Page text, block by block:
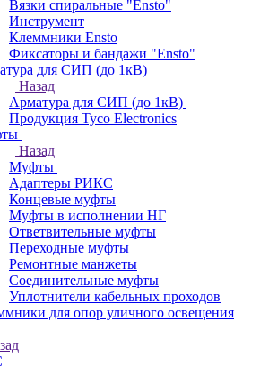
Вязки спиральные "Ensto"
Инструмент
Клеммники Ensto
Фиксаторы и бандажи "Ensto"
для СИП (до 1кВ)
Назад
Арматура для СИП (до 1кВ)
Продукция Tyco Electronics
Назад
Муфты
Адаптеры РИКС
Концевые муфты
Муфты в исполнении НГ
Ответвительные муфты
Переходные муфты
Ремонтные манжеты
Соединительные муфты
Уплотнители кабельных проходов
для опор уличного освещения